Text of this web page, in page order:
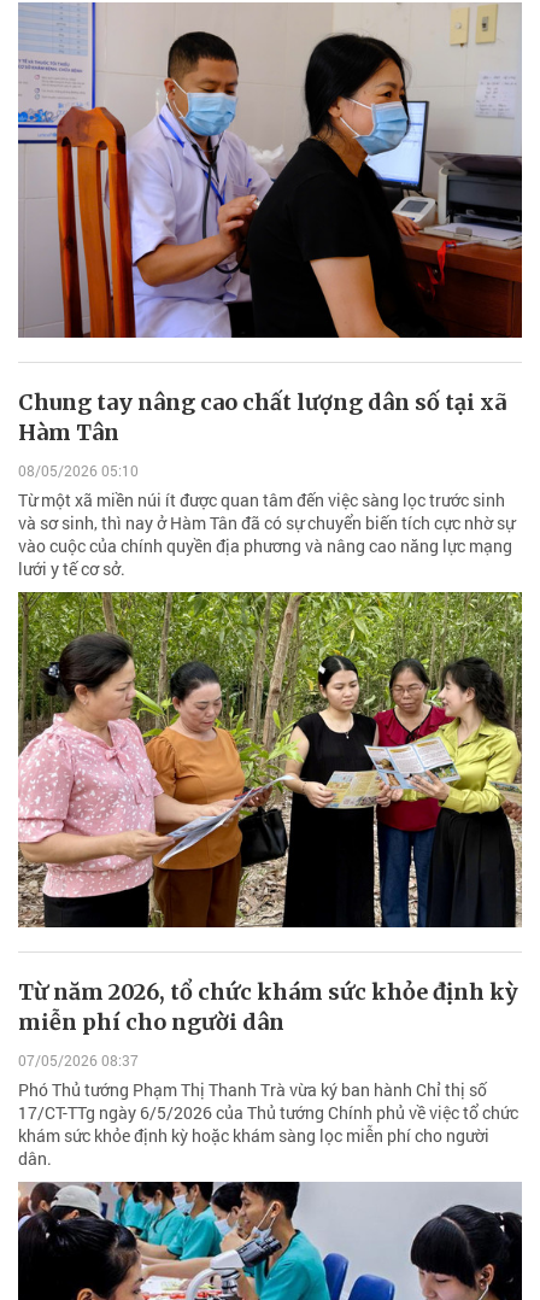
Chung tay nâng cao chất lượng dân số tại xã
Hàm Tân
08/05/2026 05:10
Từ một xã miền núi ít được quan tâm đến việc sàng lọc trước sinh
và sơ sinh, thì nay ở Hàm Tân đã có sự chuyển biến tích cực nhờ sự
vào cuộc của chính quyền địa phương và nâng cao năng lực mạng
lưới y tế cơ sở.
Từ năm 2026, tổ chức khám sức khỏe định kỳ
miễn phí cho người dân
07/05/2026 08:37
Phó Thủ tướng Phạm Thị Thanh Trà vừa ký ban hành Chỉ thị số
17/CT-TTg ngày 6/5/2026 của Thủ tướng Chính phủ về việc tổ chức
khám sức khỏe định kỳ hoặc khám sàng lọc miễn phí cho người
dân.